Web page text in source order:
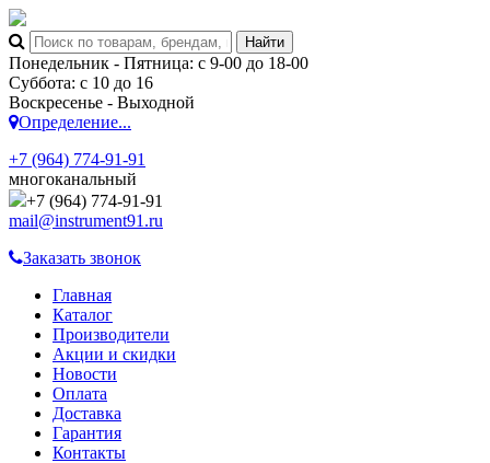
Понедельник - Пятница: с 9-00 до 18-00
Суббота: с 10 до 16
Воскресенье - Выходной
Определение...
+7 (964) 774-91-91
многоканальный
+7 (964) 774-91-91
mail@instrument91.ru
Заказать звонок
Главная
Каталог
Производители
Акции и скидки
Новости
Оплата
Доставка
Гарантия
Контакты